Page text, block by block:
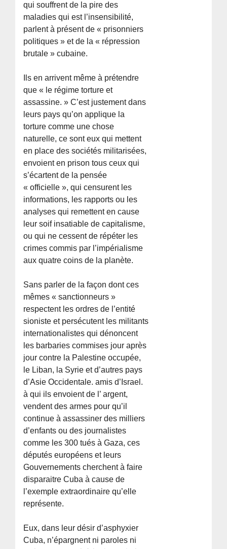
qui souffrent de la pire des
maladies qui est l’insensibilité,
parlent à présent de « prisonniers
politiques » et de la « répression
brutale » cubaine.
Ils en arrivent même à prétendre
que « le régime torture et
assassine. » C’est justement dans
leurs pays qu’on applique la
torture comme une chose
naturelle, ce sont eux qui mettent
en place des sociétés militarisées,
envoient en prison tous ceux qui
s’écartent de la pensée
« officielle », qui censurent les
informations, les rapports ou les
analyses qui remettent en cause
leur soif insatiable de capitalisme,
ou qui ne cessent de répéter les
crimes commis par l’impérialisme
aux quatre coins de la planète.
Sans parler de la façon dont ces
mêmes « sanctionneurs »
respectent les ordres de l’entité
sioniste et persécutent les militants
internationalistes qui dénoncent
les barbaries commises jour après
jour contre la Palestine occupée,
le Liban, la Syrie et d’autres pays
d’Asie Occidentale. amis d’Israel.
à qui ils envoient de l’ argent,
vendent des armes pour qu’il
continue à assassiner des milliers
d’enfants ou des journalistes
comme les 300 tués à Gaza, ces
députés européens et leurs
Gouvernements cherchent à faire
disparaitre Cuba à cause de
l’exemple extraordinaire qu’elle
représente.
Eux, dans leur désir d’asphyxier
Cuba, n’épargnent ni paroles ni